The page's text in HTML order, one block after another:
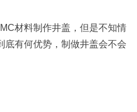
材料制作井盖，但是不知情
底有何优势，制做井盖会不会